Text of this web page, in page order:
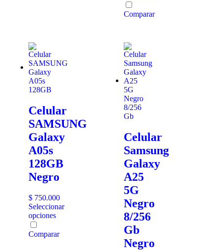
Comparar
Celular
SAMSUNG
Galaxy
A05s
128GB
Negro
$ 750.000
Seleccionar
opciones
Comparar
Celular
Samsung
Galaxy
A25
5G
Negro
8/256
Gb
Negro